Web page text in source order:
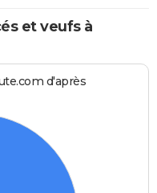
et veufs à
d'après